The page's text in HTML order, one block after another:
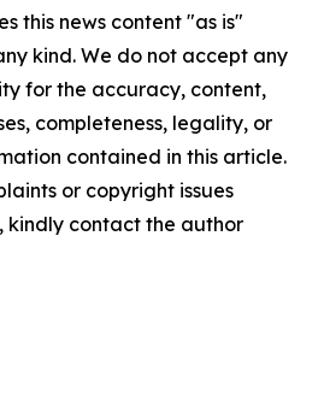
this news content "as is"
kind. We do not accept any
for the accuracy, content,
completeness, legality, or
contained in this article.
or copyright issues
kindly contact the author